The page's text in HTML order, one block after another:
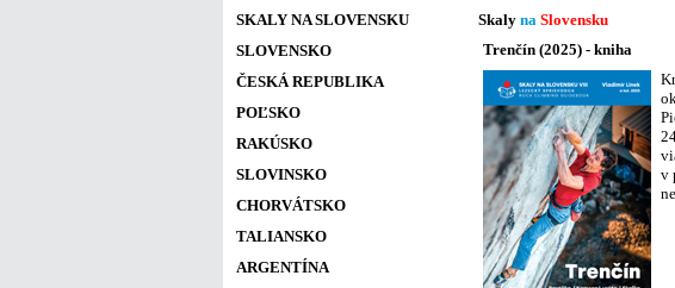
SKALY NA SLOVENSKU
SLOVENSKO
ČESKÁ REPUBLIKA
POĽSKO
RAKÚSKO
SLOVINSKO
CHORVÁTSKO
TALIANSKO
ARGENTÍNA
Skaly na Slovensku
Trenčín (2025) - kniha
v